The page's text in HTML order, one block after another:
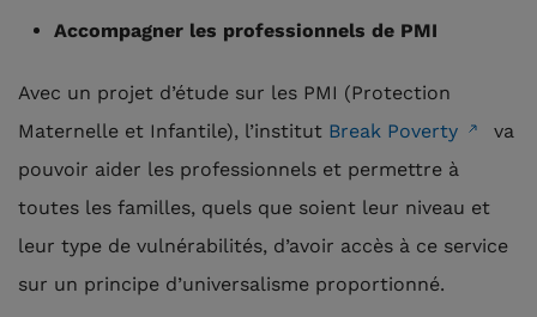
Accompagner les professionnels de PMI
Avec un projet d’étude sur les PMI (Protection
Maternelle et Infantile), l’institut Break Poverty
va
pouvoir aider les professionnels et permettre à
toutes les familles, quels que soient leur niveau et
leur type de vulnérabilités, d’avoir accès à ce service
sur un principe d’universalisme proportionné.